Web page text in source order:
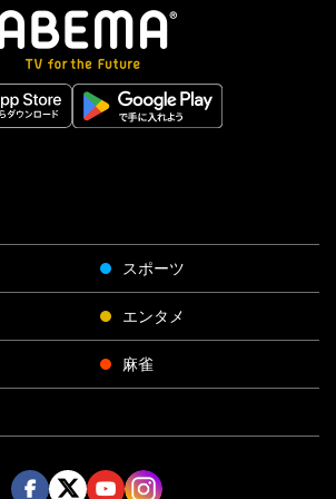
スポーツ
エンタメ
麻雀